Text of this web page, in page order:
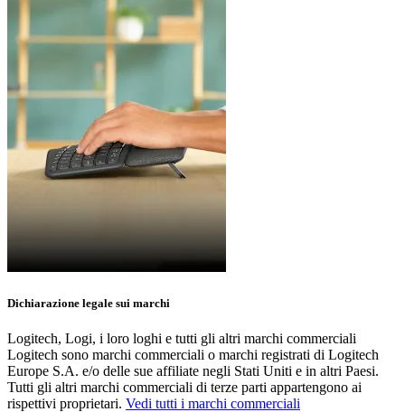
Dichiarazione legale sui marchi
Logitech, Logi, i loro loghi e tutti gli altri marchi commerciali
Logitech sono marchi commerciali o marchi registrati di Logitech
Europe S.A. e/o delle sue affiliate negli Stati Uniti e in altri Paesi.
Tutti gli altri marchi commerciali di terze parti appartengono ai
rispettivi proprietari. Vedi tutti i marchi commerciali